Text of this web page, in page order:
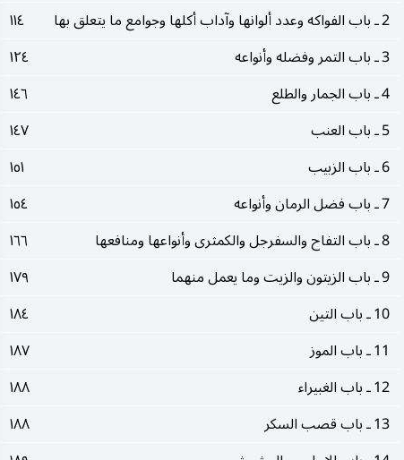
2 ـ باب الفواكه وعدد ألوانها وآداب أكلها وجوامع ما يتعلق بها
١١٤
3 ـ باب التمر وفضله وأنواعه
١٢٤
4 ـ باب الجمار والطلع
١٤٦
5 ـ باب العنب
١٤٧
6 ـ باب الزبيب
١٥١
7 ـ باب فضل الرمان وأنواعه
١٥٤
8 ـ باب التفاح والسفرجل والكمثرى وأنواعها ومنافعها
١٦٦
9 ـ باب الزيتون والزيت وما يعمل منهما
١٧٩
10 ـ باب التين
١٨٤
11 ـ باب الموز
١٨٧
12 ـ باب الغبيراء
١٨٨
13 ـ باب قصب السكر
١٨٨